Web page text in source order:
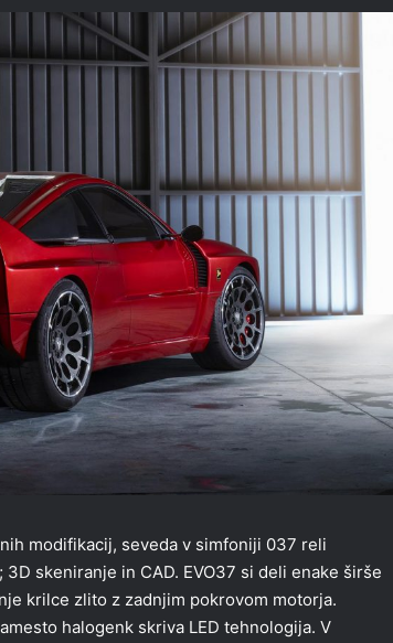
modifikacij, seveda v simfoniji 037 reli
skeniranje in CAD. EVO37 si deli enake širše
krilce zlito z zadnjim pokrovom motorja.
halogenk skriva LED tehnologija. V